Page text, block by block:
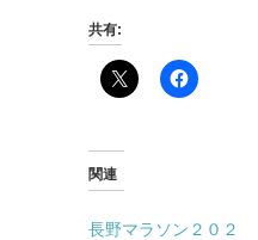
共有:
関連
長野マラソン２０２